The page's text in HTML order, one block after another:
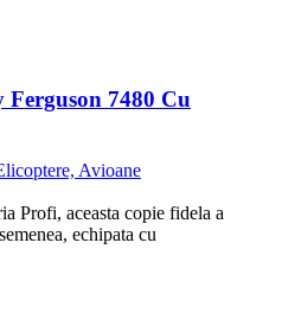
7480 Cu
Avioane
Profi, aceasta copie fidela a
echipata cu